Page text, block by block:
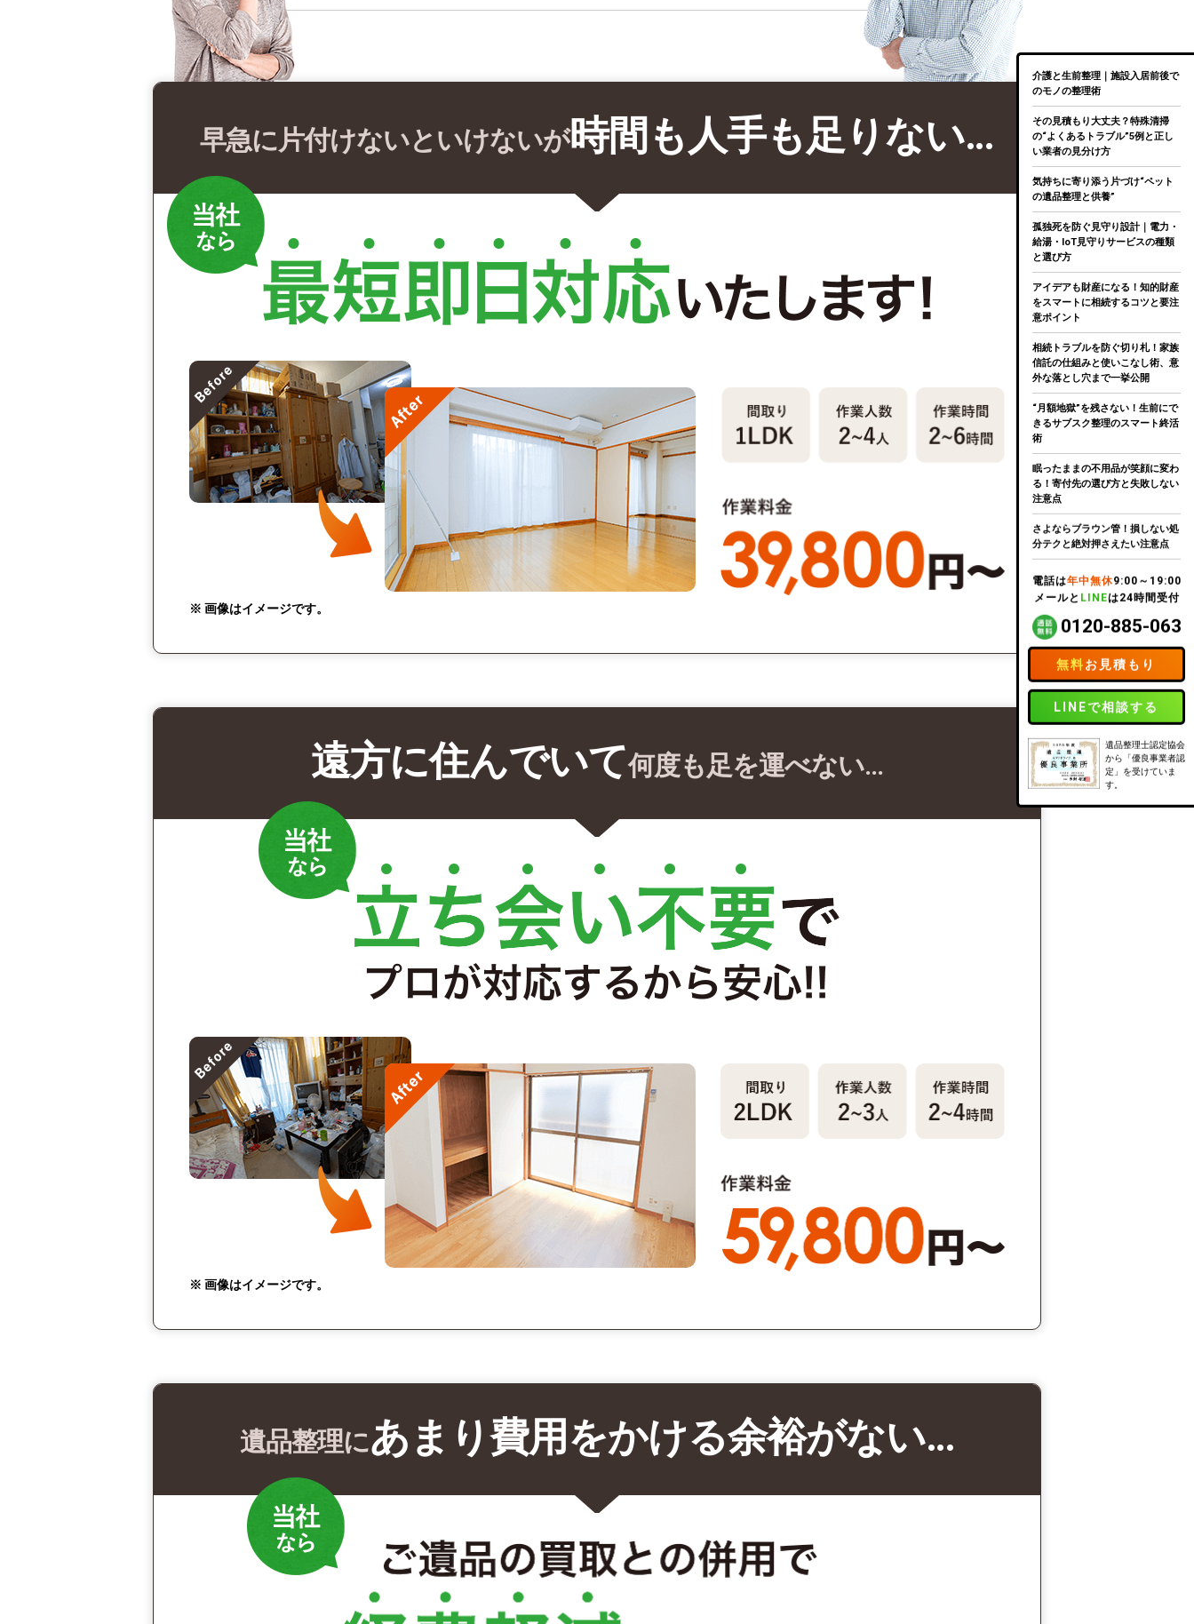
早急に片付けないといけないが時間も人手も足りない…
※ 画像はイメージです。
遠方に住んでいて何度も足を運べない…
※ 画像はイメージです。
遺品整理にあまり費用をかける余裕がない…
介護と生前整理｜施設入居前後で
のモノの整理術
その見積もり大丈夫？特殊清掃
の“よくあるトラブル”5例と正し
い業者の見分け方
気持ちに寄り添う片づけ“ペット
の遺品整理と供養”
孤独死を防ぐ見守り設計｜電力・
給湯・IoT見守りサービスの種類
と選び方
アイデアも財産になる！知的財産
をスマートに相続するコツと要注
意ポイント
相続トラブルを防ぐ切り札！家族
信託の仕組みと使いこなし術、意
外な落とし穴まで一挙公開
“月額地獄”を残さない！生前にで
きるサブスク整理のスマート終活
術
眠ったままの不用品が笑顔に変わ
る！寄付先の選び方と失敗しない
注意点
さよならブラウン管！損しない処
分テクと絶対押さえたい注意点
電話は年中無休9:00～19:00
メールと LINEは24時間受付
0120-885-063
無料お見積もり
LINEで相談する
遺品整理士認定協会
から「優良事業者認
定」を受けていま
す。